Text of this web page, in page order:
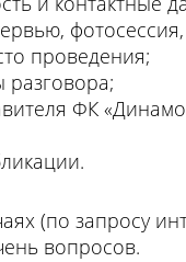
проведения;
ФК
(по запросу
вопросов.